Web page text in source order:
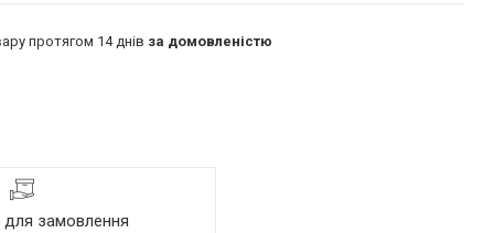
протягом 14 днів за домовленістю
для замовлення